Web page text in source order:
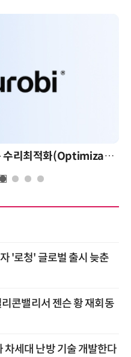
AI 시대의 의사결정을 바꾸는 수리최적화(Optimization): 실제 산업 적용 사례와 활용 전략
'로청' 글로벌 출시 늦춘
콘밸리서 젠슨 황 재회동
차세대 난방 기술 개발한다